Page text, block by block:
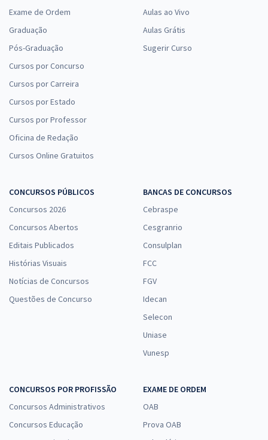
Exame de Ordem
Graduação
Pós-Graduação
Cursos por Concurso
Cursos por Carreira
Cursos por Estado
Cursos por Professor
Oficina de Redação
Cursos Online Gratuitos
Aulas ao Vivo
Aulas Grátis
Sugerir Curso
CONCURSOS PÚBLICOS
Concursos 2026
Concursos Abertos
Editais Publicados
Histórias Visuais
Notícias de Concursos
Questões de Concurso
BANCAS DE CONCURSOS
Cebraspe
Cesgranrio
Consulplan
FCC
FGV
Idecan
Selecon
Uniase
Vunesp
CONCURSOS POR PROFISSÃO
Concursos Administrativos
Concursos Educação
EXAME DE ORDEM
OAB
Prova OAB